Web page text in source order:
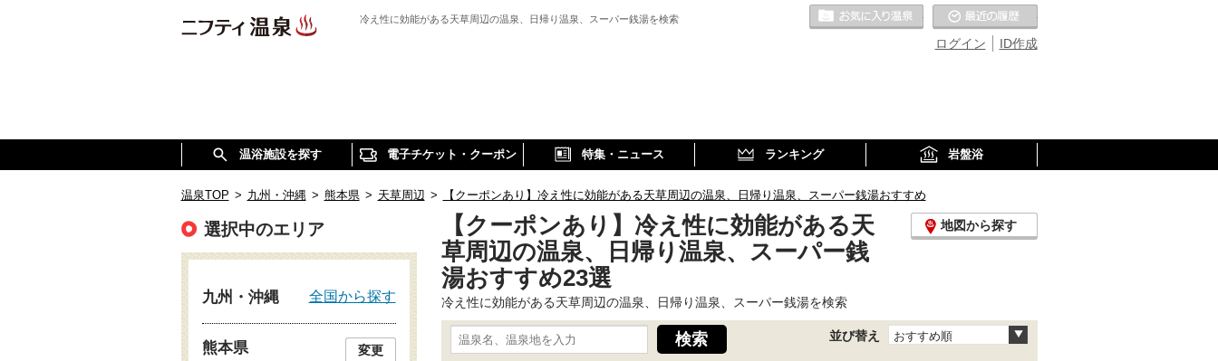
冷え性に効能がある天草周辺の温泉、日帰り温泉、スーパー銭湯を検索
ID作成
ログイン
お気に入りの温泉
温浴施設を探す 電子チケット・クーポン 特集・ニュース ランキング 岩盤浴
温泉TOP > 九州・沖縄 > 熊本県 > 天草周辺 > 【クーポンあり】冷え性に効能がある天草周辺の温泉、日帰り温泉、スーパー銭湯おすすめ
【クーポンあり】冷え性に効能がある天
草周辺の温泉、日帰り温泉、スーパー銭
湯おすすめ23選
地図から探す
冷え性に効能がある天草周辺の温泉、日帰り温泉、スーパー銭湯を検索
並び替え おすすめ順
選択中のエリア
九州・沖縄 全国から探す
熊本県 変更